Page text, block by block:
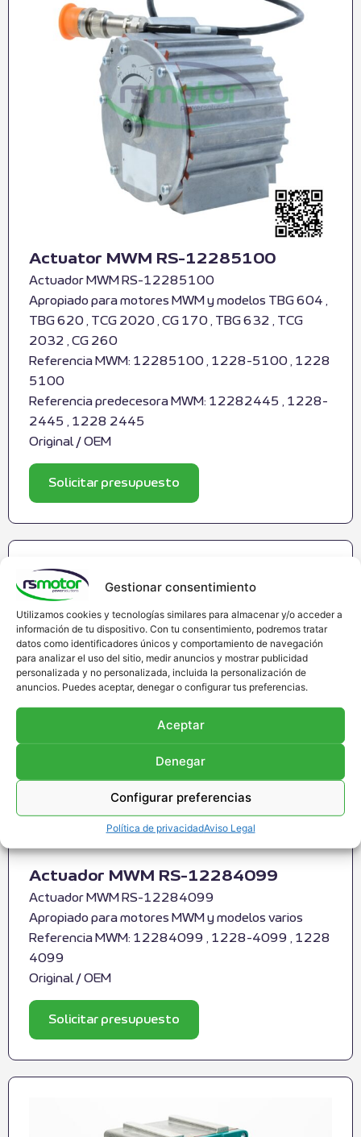
Gestionar consentimiento
Utilizamos cookies y tecnologías similares para almacenar y/o acceder a
información de tu dispositivo. Con tu consentimiento, podremos tratar
datos como identificadores únicos y comportamiento de navegación
para analizar el uso del sitio, medir anuncios y mostrar publicidad
personalizada y no personalizada, incluida la personalización de
anuncios. Puedes aceptar, denegar o configurar tus preferencias.
Aceptar
Denegar
Configurar preferencias
Política de privacidadAviso Legal
Actuator MWM RS-12285100
Actuador MWM RS-12285100
Apropiado para motores MWM y modelos TBG 604 ,
TBG 620 , TCG 2020 , CG 170 , TBG 632 , TCG
2032 , CG 260
Referencia MWM: 12285100 , 1228-5100 , 1228
5100
Referencia predecesora MWM: 12282445 , 1228-
2445 , 1228 2445
Original / OEM
Solicitar presupuesto
Actuador MWM RS-12284099
Actuador MWM RS-12284099
Apropiado para motores MWM y modelos varios
Referencia MWM: 12284099 , 1228-4099 , 1228
4099
Original / OEM
Solicitar presupuesto